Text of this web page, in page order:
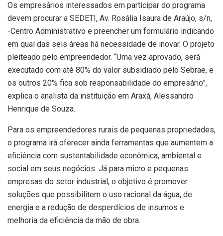
Os empresários interessados em participar do programa
devem procurar a SEDETI, Av. Rosália Isaura de Araújo, s/n,
-Centro Administrativo e preencher um formulário indicando
em qual das seis áreas há necessidade de inovar. O projeto
pleiteado pelo empreendedor. “Uma vez aprovado, será
executado com até 80% do valor subsidiado pelo Sebrae, e
os outros 20% fica sob responsabilidade do empresário”,
explica o analista da instituição em Araxá, Alessandro
Henrique de Souza.
Para os empreendedores rurais de pequenas propriedades,
o programa irá oferecer ainda ferramentas que aumentem a
eficiência com sustentabilidade econômica, ambiental e
social em seus negócios. Já para micro e pequenas
empresas do setor industrial, o objetivo é promover
soluções que possibilitem o uso racional da água, de
energia e a redução de desperdícios de insumos e
melhoria da eficiência da mão de obra.